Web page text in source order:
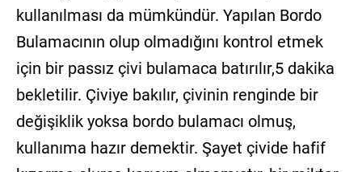
kullanılması da mümkündür. Yapılan Bordo
Bulamacının olup olmadığını kontrol etmek
için bir passız çivi bulamaca batırılır,5 dakika
bekletilir. Çiviye bakılır, çivinin renginde bir
değişiklik yoksa bordo bulamacı olmuş,
kullanıma hazır demektir. Şayet çivide hafif